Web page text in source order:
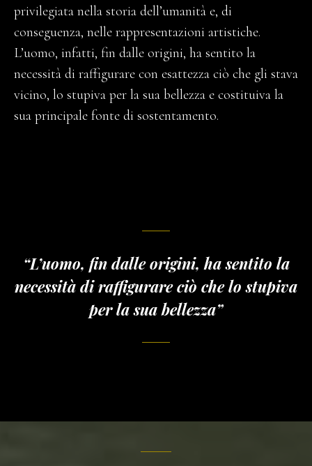
privilegiata nella storia dell’umanità e, di
conseguenza, nelle rappresentazioni artistiche.
L’uomo, infatti, fin dalle origini, ha sentito la
necessità di raffigurare con esattezza ciò che gli stava
vicino, lo stupiva per la sua bellezza e costituiva la
sua principale fonte di sostentamento.
“L’uomo, fin dalle origini, ha sentito la
necessità di raffigurare ciò che lo stupiva
per la sua bellezza”